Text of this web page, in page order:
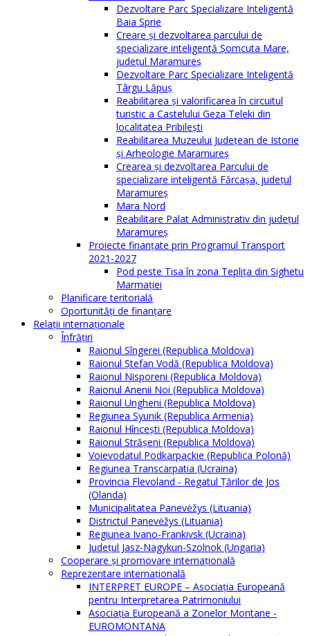
Dezvoltare Parc Specializare Inteligentă
Baia Sprie
Creare și dezvoltarea parcului de
specializare inteligentă Șomcuta Mare,
județul Maramureș
Dezvoltare Parc Specializare Inteligentă
Târgu Lăpuș
Reabilitarea și valorificarea în circuitul
turistic a Castelului Geza Teleki din
localitatea Pribilești
Reabilitarea Muzeului Județean de Istorie
și Arheologie Maramureș
Crearea și dezvoltarea Parcului de
specializare inteligentă Fărcașa, județul
Maramureș
Mara Nord
Reabilitare Palat Administrativ din județul
Maramureș
Proiecte finanțate prin Programul Transport
2021-2027
Pod peste Tisa în zona Teplița din Sighetu
Marmației
Planificare teritorială
Oportunităţi de finanţare
Relaţii internaţionale
Înfrăţiri
Raionul Sîngerei (Republica Moldova)
Raionul Ștefan Vodă (Republica Moldova)
Raionul Nisporeni (Republica Moldova)
Raionul Anenii Noi (Republica Moldova)
Raionul Ungheni (Republica Moldova)
Regiunea Syunik (Republica Armenia)
Raionul Hîncești (Republica Moldova)
Raionul Străşeni (Republica Moldova)
Voievodatul Podkarpackie (Republica Polonă)
Regiunea Transcarpatia (Ucraina)
Provincia Flevoland - Regatul Ţărilor de Jos
(Olanda)
Municipalitatea Panevėžys (Lituania)
Districtul Panevėžys (Lituania)
Regiunea Ivano-Frankivsk (Ucraina)
Judeţul Jasz-Nagykun-Szolnok (Ungaria)
Cooperare şi promovare internaţională
Reprezentare internaţională
INTERPRET EUROPE – Asociația Europeană
pentru Interpretarea Patrimoniului
Asociația Europeană a Zonelor Montane -
EUROMONTANA